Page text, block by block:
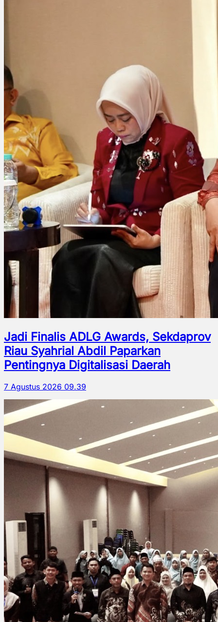
Jadi Finalis ADLG Awards, Sekdaprov
Riau Syahrial Abdil Paparkan
Pentingnya Digitalisasi Daerah
7 Agustus 2026 09.39